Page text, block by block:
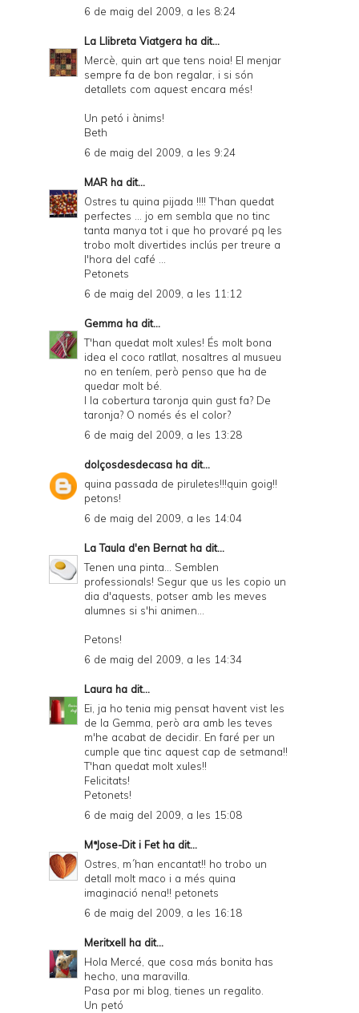
6 de maig del 2009, a les 8:24
La Llibreta Viatgera ha dit...
Mercè, quin art que tens noia! El menjar
sempre fa de bon regalar, i si són
detallets com aquest encara més!
Un petó i ànims!
Beth
6 de maig del 2009, a les 9:24
MAR ha dit...
Ostres tu quina pijada !!!! T'han quedat
perfectes ... jo em sembla que no tinc
tanta manya tot i que ho provaré pq les
trobo molt divertides inclús per treure a
l'hora del café ...
Petonets
6 de maig del 2009, a les 11:12
Gemma ha dit...
T'han quedat molt xules! És molt bona
idea el coco ratllat, nosaltres al musueu
no en teníem, però penso que ha de
quedar molt bé.
I la cobertura taronja quin gust fa? De
taronja? O només és el color?
6 de maig del 2009, a les 13:28
dolçosdesdecasa ha dit...
quina passada de piruletes!!!quin goig!!
petons!
6 de maig del 2009, a les 14:04
La Taula d'en Bernatha dit...
Tenen una pinta... Semblen
professionals! Segur que us les copio un
dia d'aquests, potser amb les meves
alumnes si s'hi animen...
Petons!
6 de maig del 2009, a les 14:34
Laura ha dit...
Ei, ja ho tenia mig pensat havent vist les
de la Gemma, però ara amb les teves
m'he acabat de decidir. En faré per un
cumple que tinc aquest cap de setmana!!
T'han quedat molt xules!!
Felicitats!
Petonets!
6 de maig del 2009, a les 15:08
MªJose-Dit i Fetha dit...
Ostres, m´han encantat!! ho trobo un
detall molt maco i a més quina
imaginació nena!! petonets
6 de maig del 2009, a les 16:18
Meritxell ha dit...
Hola Mercé, que cosa más bonita has
hecho, una maravilla.
Pasa por mi blog, tienes un regalito.
Un petó